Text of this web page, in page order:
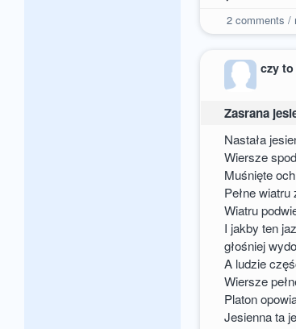
2comments /
czy to
Zasrana
Nastała
Wiersze
Muśnięte
Pełne
Wiatru
I jakby ten
głośniej
A ludzie
Wiersze
Platon
Jesienna ta